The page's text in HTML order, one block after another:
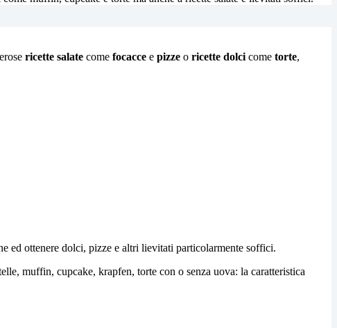
ricette salate come focacce e pizze o ricette dolci come torte,
ed ottenere dolci, pizze e altri lievitati particolarmente soffici.
muffin, cupcake, krapfen, torte con o senza uova: la caratteristica